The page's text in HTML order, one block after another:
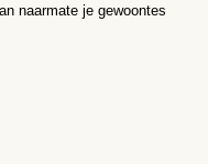
naarmate je gewoontes